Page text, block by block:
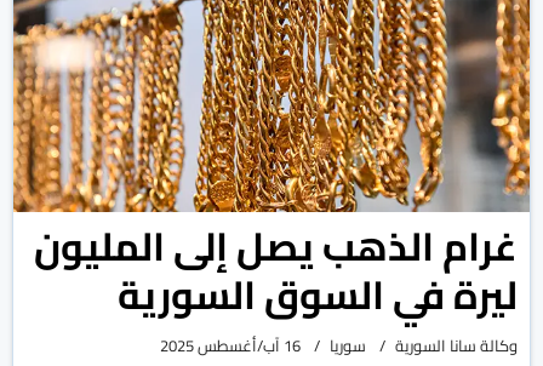
غرام الذهب يصل إلى المليون
ليرة في السوق السورية
وكالة سانا السورية سوريا 16 آب/أغسطس 2025